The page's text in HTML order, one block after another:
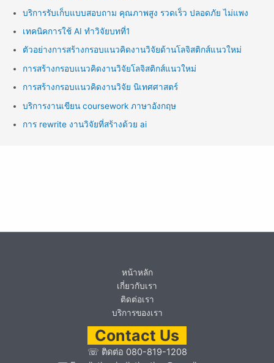
บริการรับเก็บแบบสอบถาม คุณภาพสูง รวดเร็ว ปลอดภัย ไม่แพง
เทคนิคการใช้ AI ทำวิจัยบทที่1
ตัวอย่างการสร้างกรอบแนวคิดงานวิจัยด้านโลจิสติกส์แนวใหม่
การสร้างกรอบแนวคิดงานวิจัยโลจิสติกส์แนวใหม่
การสร้างกรอบแนวคิดงานวิจัย นิเทศศาสตร์
บริการงานเขียน coursework ภาษาอังกฤษ
การ rewrite งานวิจัยที่สร้างด้วย ai
หน้าหลัก
เกี่ยวกับเรา
ติดต่อเรา
บริการของเรา
Contact Us
☏ ติดต่อ 080-819-1208